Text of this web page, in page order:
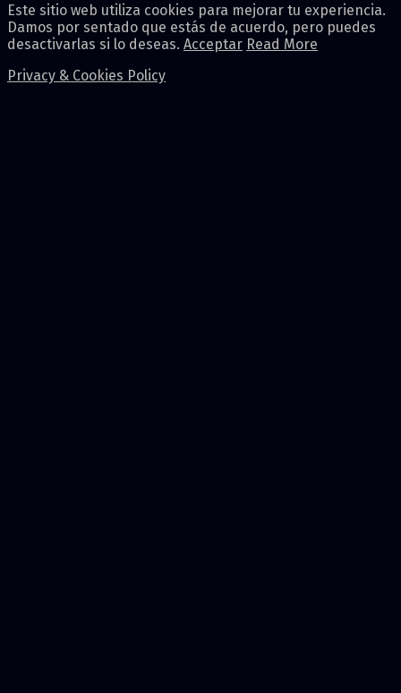
Este sitio web utiliza cookies para mejorar tu experiencia.
Damos por sentado que estás de acuerdo, pero puedes
desactivarlas si lo deseas. Acceptar Read More
Privacy & Cookies Policy